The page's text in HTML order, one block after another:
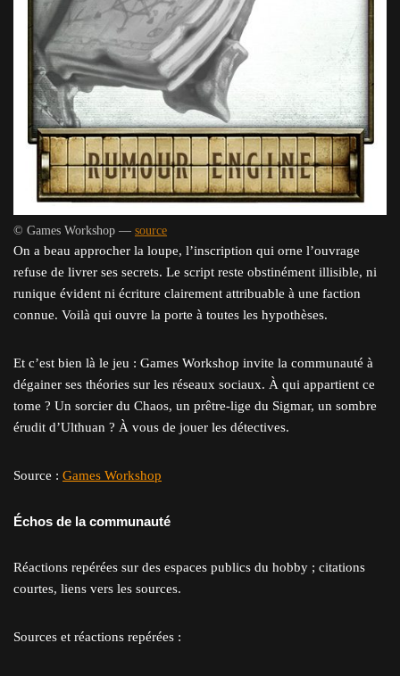
© Games Workshop — source
On a beau approcher la loupe, l’inscription qui orne l’ouvrage
refuse de livrer ses secrets. Le script reste obstinément illisible, ni
runique évident ni écriture clairement attribuable à une faction
connue. Voilà qui ouvre la porte à toutes les hypothèses.
Et c’est bien là le jeu : Games Workshop invite la communauté à
dégainer ses théories sur les réseaux sociaux. À qui appartient ce
tome ? Un sorcier du Chaos, un prêtre-lige du Sigmar, un sombre
érudit d’Ulthuan ? À vous de jouer les détectives.
Source : Games Workshop
Échos de la communauté
Réactions repérées sur des espaces publics du hobby ; citations
courtes, liens vers les sources.
Sources et réactions repérées :